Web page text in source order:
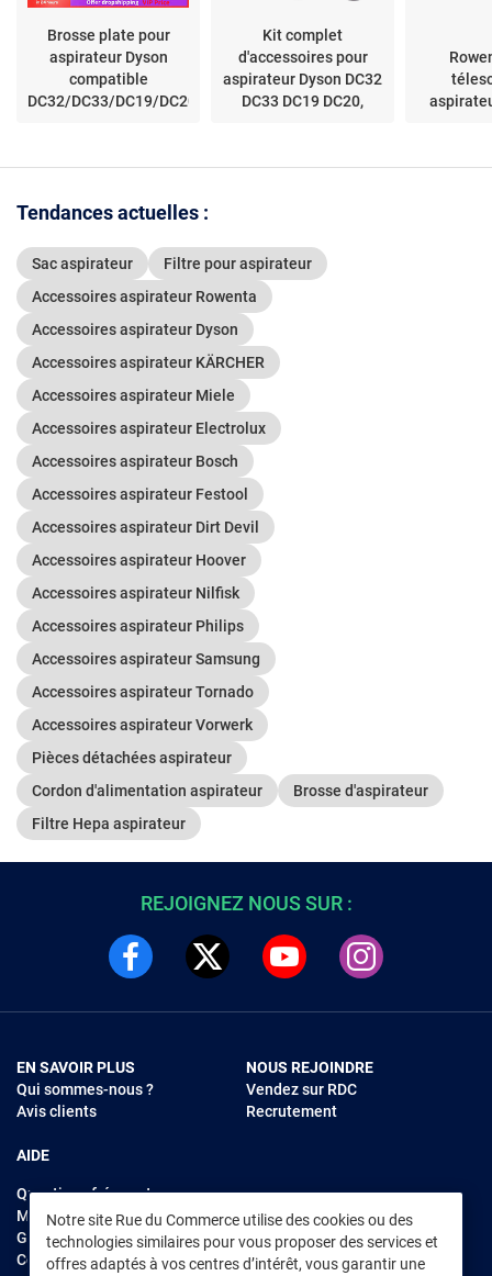
Brosse plate pour
aspirateur Dyson
compatible
DC32/DC33/DC19/DC20
Kit complet
d'accessoires pour
aspirateur Dyson DC32
DC33 DC19 DC20,
Tendances actuelles :
Sac aspirateur
Filtre pour aspirateur
Accessoires aspirateur Rowenta
Accessoires aspirateur Dyson
Accessoires aspirateur KÄRCHER
Accessoires aspirateur Miele
Accessoires aspirateur Electrolux
Accessoires aspirateur Bosch
Accessoires aspirateur Festool
Accessoires aspirateur Dirt Devil
Accessoires aspirateur Hoover
Accessoires aspirateur Nilfisk
Accessoires aspirateur Philips
Accessoires aspirateur Samsung
Accessoires aspirateur Tornado
Accessoires aspirateur Vorwerk
Pièces détachées aspirateur
Cordon d'alimentation aspirateur
Brosse d'aspirateur
Filtre Hepa aspirateur
Notre site Rue du Commerce utilise des cookies ou des
technologies similaires pour vous proposer des services et
offres adaptés à vos centres d’intérêt, vous garantir une
REJOIGNEZ NOUS SUR :
EN SAVOIR PLUS
Qui sommes-nous ?
Avis clients
AIDE
Questions fréquentes
Modes de règlements
Garantie et retours
Contacter Rue du Commerce
NOUS REJOINDRE
Vendez sur RDC
Recrutement